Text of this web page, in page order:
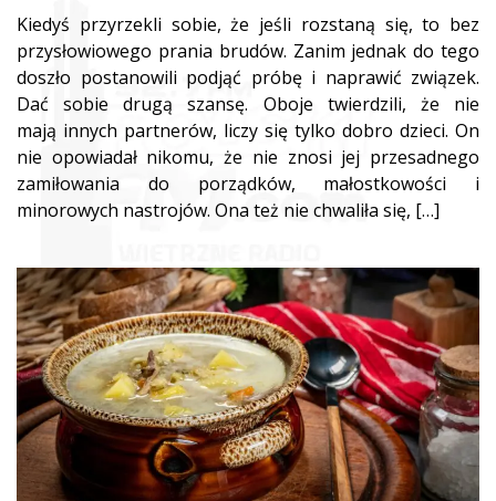
Kiedyś przyrzekli sobie, że jeśli rozstaną się, to bez
przysłowiowego prania brudów. Zanim jednak do tego
doszło postanowili podjąć próbę i naprawić związek.
Dać sobie drugą szansę. Oboje twierdzili, że nie
mają innych partnerów, liczy się tylko dobro dzieci. On
nie opowiadał nikomu, że nie znosi jej przesadnego
zamiłowania do porządków, małostkowości i
minorowych nastrojów. Ona też nie chwaliła się, […]